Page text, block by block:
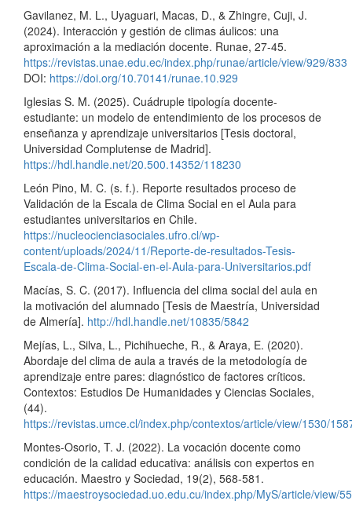
Gavilanez, M. L., Uyaguari, Macas, D., & Zhingre, Cuji, J.
(2024). Interacción y gestión de climas áulicos: una
aproximación a la mediación docente. Runae, 27-45.
https://revistas.unae.edu.ec/index.php/runae/article/view/929/833
DOI: https://doi.org/10.70141/runae.10.929
Iglesias S. M. (2025). Cuádruple tipología docente-
estudiante: un modelo de entendimiento de los procesos de
enseñanza y aprendizaje universitarios [Tesis doctoral,
Universidad Complutense de Madrid].
https://hdl.handle.net/20.500.14352/118230
León Pino, M. C. (s. f.). Reporte resultados proceso de
Validación de la Escala de Clima Social en el Aula para
estudiantes universitarios en Chile.
https://nucleocienciasociales.ufro.cl/wp-
content/uploads/2024/11/Reporte-de-resultados-Tesis-
Escala-de-Clima-Social-en-el-Aula-para-Universitarios.pdf
Macías, S. C. (2017). Influencia del clima social del aula en
la motivación del alumnado [Tesis de Maestría, Universidad
de Almería]. http://hdl.handle.net/10835/5842
Mejías, L., Silva, L., Pichihueche, R., & Araya, E. (2020).
Abordaje del clima de aula a través de la metodología de
aprendizaje entre pares: diagnóstico de factores críticos.
Contextos: Estudios De Humanidades y Ciencias Sociales,
(44).
https://revistas.umce.cl/index.php/contextos/article/view/1530/
Montes-Osorio, T. J. (2022). La vocación docente como
condición de la calidad educativa: análisis con expertos en
educación. Maestro y Sociedad, 19(2), 568-581.
https://maestroysociedad.uo.edu.cu/index.php/MyS/article/view/